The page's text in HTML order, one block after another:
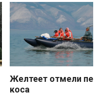
Желтеет отмели
коса